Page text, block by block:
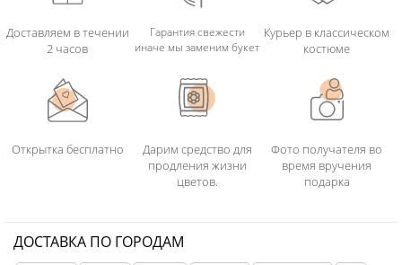
Доставляем в течении
2 часов
Гарантия свежести
иначе мы заменим букет
Курьер в классическом
костюме
Открытка бесплатно
Дарим средство для
продления жизни
цветов.
Фото получателя во
время вручения
подарка
ДОСТАВКА ПО ГОРОДАМ